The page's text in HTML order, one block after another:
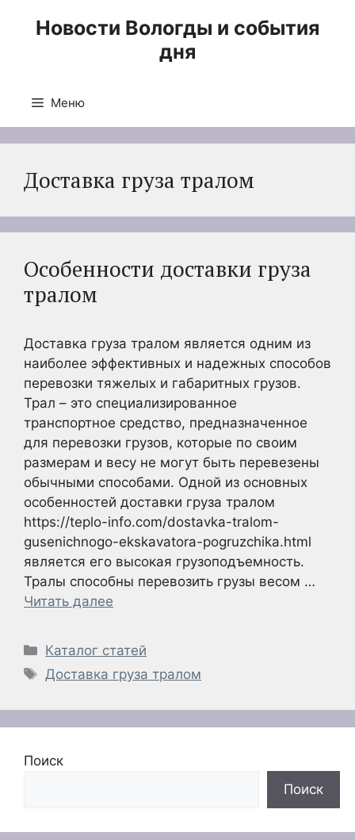
Новости Вологды и события
дня
Меню
Доставка груза тралом
Особенности доставки груза
тралом
Доставка груза тралом является одним из
наиболее эффективных и надежных способов
перевозки тяжелых и габаритных грузов.
Трал – это специализированное
транспортное средство, предназначенное
для перевозки грузов, которые по своим
размерам и весу не могут быть перевезены
обычными способами. Одной из основных
особенностей доставки груза тралом
https://teplo-info.com/dostavka-tralom-
gusenichnogo-ekskavatora-pogruzchika.html
является его высокая грузоподъемность.
Тралы способны перевозить грузы весом …
Читать далее
Рубрики
Каталог статей
Метки
Доставка груза тралом
Поиск
Поиск